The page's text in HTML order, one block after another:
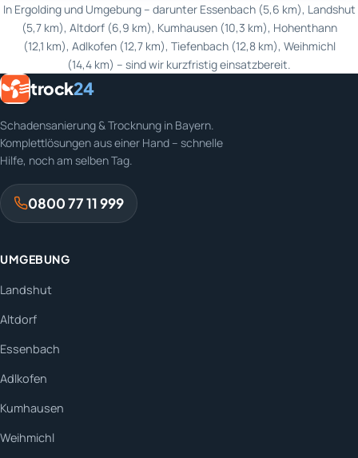
In Ergolding und Umgebung – darunter Essenbach (5,6 km), Landshut
(5,7 km), Altdorf (6,9 km), Kumhausen (10,3 km), Hohenthann
(12,1 km), Adlkofen (12,7 km), Tiefenbach (12,8 km), Weihmichl
(14,4 km) – sind wir kurzfristig einsatzbereit.
trock24
Schadensanierung & Trocknung in Bayern.
Komplettlösungen aus einer Hand – schnelle
Hilfe, noch am selben Tag.
0800 77 11 999
UMGEBUNG
Landshut
Altdorf
Essenbach
Adlkofen
Kumhausen
Weihmichl